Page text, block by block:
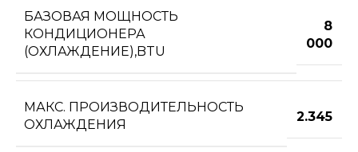
БАЗОВАЯ МОЩНОСТЬ
КОНДИЦИОНЕРА
(ОХЛАЖДЕНИЕ),BTU
8
000
МАКС. ПРОИЗВОДИТЕЛЬНОСТЬ
ОХЛАЖДЕНИЯ
2.345